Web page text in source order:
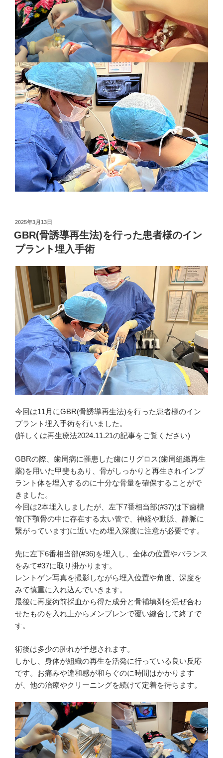
投
稿
日:
2025年3月13日
GBR(骨誘導再生法)を行った患者様のイン
プラント埋入手術
今回は11月にGBR(骨誘導再生法)を行った患者様のイン
プラント埋入手術を行いました。
(詳しくは再生療法2024.11.21の記事をご覧ください)
GBRの際、歯周病に罹患した歯にリグロス(歯周組織再生
薬)を用いた甲斐もあり、骨がしっかりと再生されインプ
ラント体を埋入するのに十分な骨量を確保することがで
きました。
今回は2本埋入しましたが、左下7番相当部(#37)は下歯槽
管(下顎骨の中に存在する太い管で、神経や動脈、静脈に
繋がっています)に近いため埋入深度に注意が必要です。
先に左下6番相当部(#36)を埋入し、全体の位置やバランス
をみて#37に取り掛かります。
レントゲン写真を撮影しながら埋入位置や角度、深度を
みて慎重に入れ込んでいきます。
最後に再度術前採血から得た成分と骨補填剤を混ぜ合わ
せたものを入れ上からメンブレンで覆い縫合して終了で
す。
術後は多少の腫れが予想されます。
しかし、身体が組織の再生を活発に行っている良い反応
です。お痛みや違和感が和らぐのに時間はかかります
が、他の治療やクリーニングを続けて定着を待ちます。